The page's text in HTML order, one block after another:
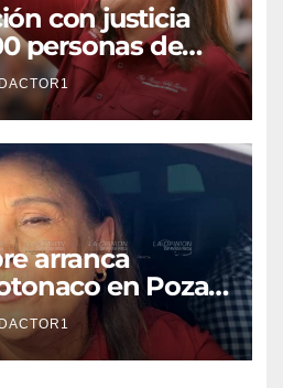
con justicia
personas de
reciben
Rocío
arranca
en Poza